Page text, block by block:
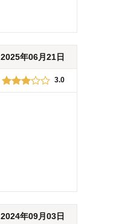
2025年06月21日
3.0
2024年09月03日